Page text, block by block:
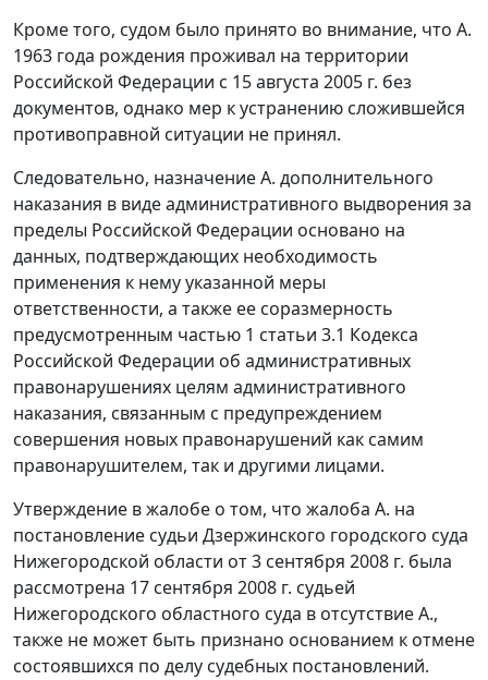
Кроме того, судом было принято во внимание, что А.
1963 года рождения проживал на территории
Российской Федерации с 15 августа 2005 г. без
документов, однако мер к устранению сложившейся
противоправной ситуации не принял.
Следовательно, назначение А. дополнительного
наказания в виде административного выдворения за
пределы Российской Федерации основано на
данных, подтверждающих необходимость
применения к нему указанной меры
ответственности, а также ее соразмерность
предусмотренным частью 1 статьи 3.1 Кодекса
Российской Федерации об административных
правонарушениях целям административного
наказания, связанным с предупреждением
совершения новых правонарушений как самим
правонарушителем, так и другими лицами.
Утверждение в жалобе о том, что жалоба А. на
постановление судьи Дзержинского городского суда
Нижегородской области от 3 сентября 2008 г. была
рассмотрена 17 сентября 2008 г. судьей
Нижегородского областного суда в отсутствие А.,
также не может быть признано основанием к отмене
состоявшихся по делу судебных постановлений.